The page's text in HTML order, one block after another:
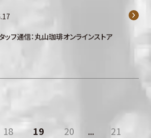
ッフ通信：丸山珈琲オンラインストア
18 19 20 ... 21